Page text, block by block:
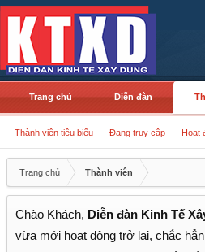
Trang chủ Diễn đàn
Thành viên tiêu biểu Đang truy cập Hoạt
Trang chủ Thành viên
Chào Khách, Diễn đàn Kinh Tế
vừa mới hoạt động trở lại, chắc